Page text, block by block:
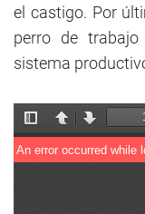
el castigo. Por
perro de
sistema